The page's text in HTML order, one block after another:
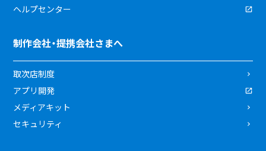
ヘルプセンター
制作会社・提携会社さまへ
取次店制度
アプリ開発
メディアキット
セキュリティ